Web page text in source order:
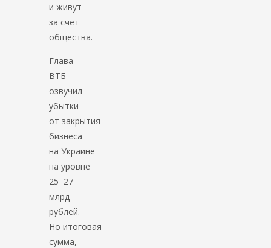
и живут
за счет
общества.
Глава
ВТБ
озвучил
убытки
от закрытия
бизнеса
на Украине
на уровне
25−27
млрд
рублей.
Но итоговая
сумма,